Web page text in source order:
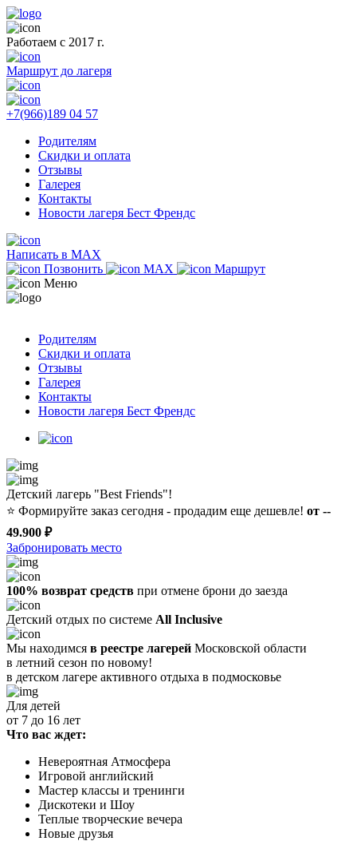
Работаем с 2017 г.
Маршрут до лагеря
+7(966)189 04 57
Родителям
Скидки и оплата
Отзывы
Галерея
Контакты
Новости лагеря Бест Френдс
Написать в MAX
Позвонить
MAX
Маршрут
Меню
Родителям
Скидки и оплата
Отзывы
Галерея
Контакты
Новости лагеря Бест Френдс
Детский лагерь "Best Friends"!
⭐️ Формируйте заказ сегодня - продадим еще дешевле! от --
49.900 ₽
Забронировать место
100% возврат средств при отмене брони до заезда
Детский отдых по системе All Inclusive
Мы находимся в реестре лагерей Московской области
в летний сезон по новому!
в детском лагере активного отдыха в подмосковье
Для детей
от 7 до 16 лет
Что вас ждет:
Невероятная Атмосфера
Игровой английский
Мастер классы и тренинги
Дискотеки и Шоу
Теплые творческие вечера
Новые друзья